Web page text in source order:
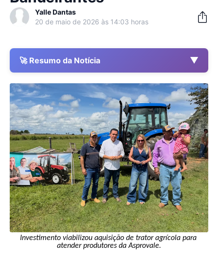
Yalle Dantas
20 de maio de 2026 às 14:03 horas
🚀 Resumo da Notícia ▼
Investimento viabilizou aquisição de trator agrícola para
atender produtores da Asprovale.